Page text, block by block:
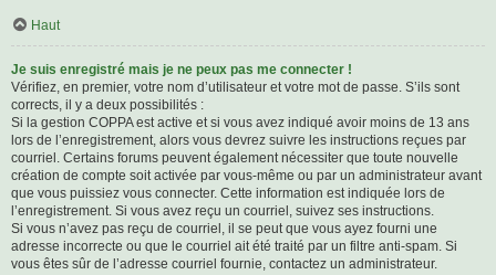
Haut
Je suis enregistré mais je ne peux pas me connecter !
Vérifiez, en premier, votre nom d’utilisateur et votre mot de passe. S’ils sont
corrects, il y a deux possibilités :
Si la gestion COPPA est active et si vous avez indiqué avoir moins de 13 ans
lors de l’enregistrement, alors vous devrez suivre les instructions reçues par
courriel. Certains forums peuvent également nécessiter que toute nouvelle
création de compte soit activée par vous-même ou par un administrateur avant
que vous puissiez vous connecter. Cette information est indiquée lors de
l’enregistrement. Si vous avez reçu un courriel, suivez ses instructions.
Si vous n’avez pas reçu de courriel, il se peut que vous ayez fourni une
adresse incorrecte ou que le courriel ait été traité par un filtre anti-spam. Si
vous êtes sûr de l’adresse courriel fournie, contactez un administrateur.